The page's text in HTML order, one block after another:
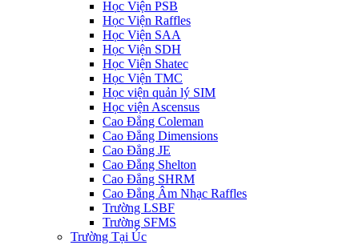
Học Viện PSB
Học Viện Raffles
Học Viện SAA
Học Viện SDH
Học Viện Shatec
Học Viện TMC
Học viện quản lý SIM
Học viện Ascensus
Cao Đẳng Coleman
Cao Đẳng Dimensions
Cao Đẳng JE
Cao Đẳng Shelton
Cao Đẳng SHRM
Cao Đẳng Âm Nhạc Raffles
Trường LSBF
Trường SFMS
Trường Tại Úc